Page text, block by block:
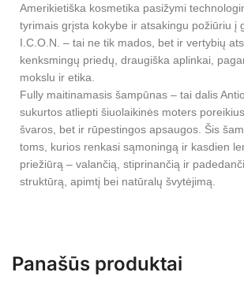
Amerikietiška kosmetika pasižymi
tyrimais grįsta kokybe ir atsakingu požiūriu į
I.C.O.N. – tai ne tik mados, bet ir vertybių
kenksmingų priedų, draugiška aplinkai,
mokslu ir etika.
Fully maitinamasis šampūnas – tai dalis
sukurtos atliepti šiuolaikinės moters
švaros, bet ir rūpestingos apsaugos. Šis
toms, kurios renkasi sąmoningą ir kasdien
priežiūrą – valančią, stiprinančią ir
struktūrą, apimtį bei natūralų švytėjimą.
Panašūs produktai